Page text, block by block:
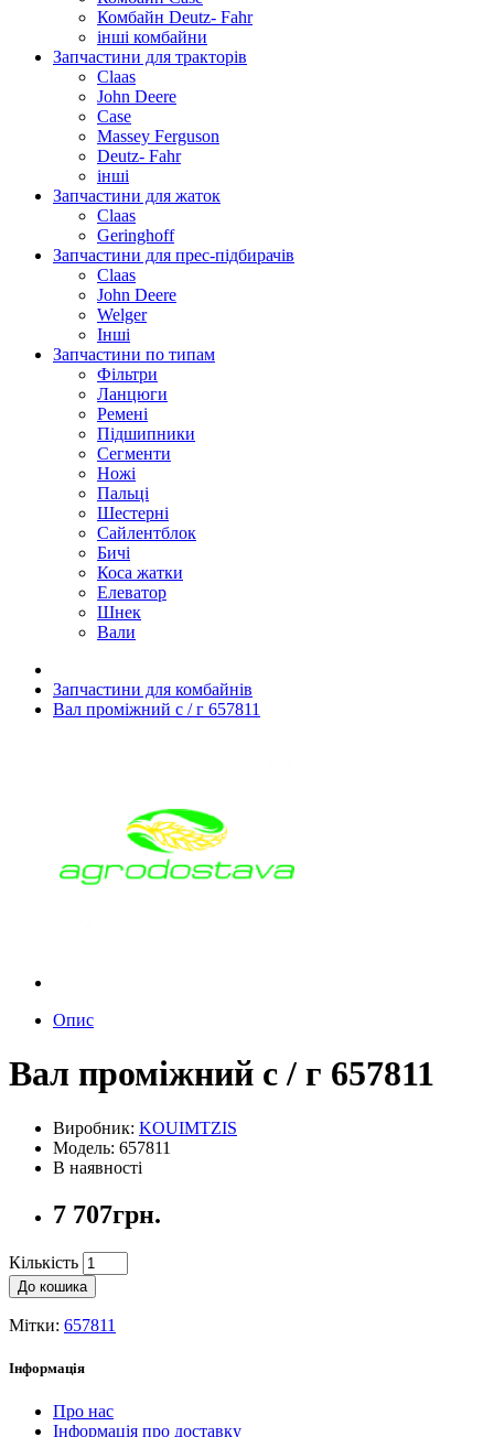
Комбайн Deutz- Fahr
інші комбайни
Запчастини для тракторів
Claas
John Deere
Case
Massey Ferguson
Deutz- Fahr
інші
Запчастини для жаток
Claas
Geringhoff
Запчастини для прес-підбирачів
Claas
John Deere
Welger
Інші
Запчастини по типам
Фільтри
Ланцюги
Ремені
Підшипники
Сегменти
Ножі
Пальці
Шестерні
Сайлентблок
Бичі
Коса жатки
Елеватор
Шнек
Вали
Запчастини для комбайнів
Вал проміжний с / г 657811
Опис
Вал проміжний с / г 657811
Виробник: KOUIMTZIS
Модель: 657811
В наявності
7 707грн.
Кількість
До кошика
Мітки: 657811
Інформація
Про нас
Інформація про доставку